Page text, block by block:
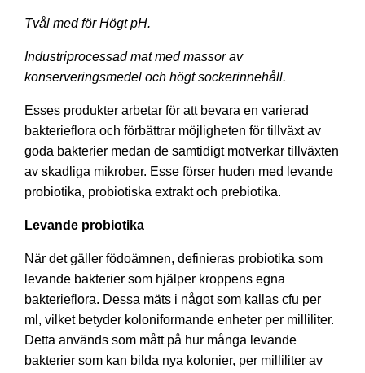
Tvål med för Högt pH.
Industriprocessad mat med massor av
konserveringsmedel och högt sockerinnehåll.
Esses produkter arbetar för att bevara en varierad
bakterieflora och förbättrar möjligheten för tillväxt av
goda bakterier medan de samtidigt motverkar tillväxten
av skadliga mikrober. Esse förser huden med levande
probiotika, probiotiska extrakt och prebiotika.
Levande probiotika
När det gäller födoämnen, definieras probiotika som
levande bakterier som hjälper kroppens egna
bakterieflora. Dessa mäts i något som kallas cfu per
ml, vilket betyder koloniformande enheter per milliliter.
Detta används som mått på hur många levande
bakterier som kan bilda nya kolonier, per milliliter av